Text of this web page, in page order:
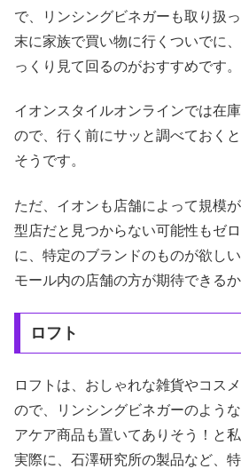
で、リンシングビネガーも取り扱
末に家族で買い物に行くついでに
っくり見て回るのがおすすめです。
イオンスタイルオンラインでは在
ので、行く前にサッと調べておく
そうです。
ただ、イオンも店舗によって規模
型店だと見つからない可能性もゼ
に、特定のブランドのものが欲し
モール内の店舗の方が期待できる
ロフト
ロフトは、おしゃれな雑貨やコス
ので、リンシングビネガーのよう
アケア商品も置いてありそう！と
実際に、石澤研究所の製品など、